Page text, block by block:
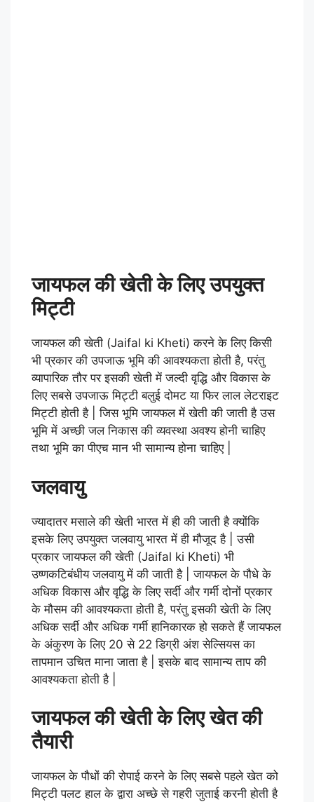
जायफल की खेती के लिए उपयुक्त
मिट्टी
जायफल की खेती (Jaifal ki Kheti) करने के लिए किसी
भी प्रकार की उपजाऊ भूमि की आवश्यकता होती है, परंतु
व्यापारिक तौर पर इसकी खेती में जल्दी वृद्धि और विकास के
लिए सबसे उपजाऊ मिट्टी बलुई दोमट या फिर लाल लेटराइट
मिट्टी होती है | जिस भूमि जायफल में खेती की जाती है उस
भूमि में अच्छी जल निकास की व्यवस्था अवश्य होनी चाहिए
तथा भूमि का पीएच मान भी सामान्य होना चाहिए |
जलवायु
ज्यादातर मसाले की खेती भारत में ही की जाती है क्योंकि
इसके लिए उपयुक्त जलवायु भारत में ही मौजूद है | उसी
प्रकार जायफल की खेती (Jaifal ki Kheti) भी
उष्णकटिबंधीय जलवायु में की जाती है | जायफल के पौधे के
अधिक विकास और वृद्धि के लिए सर्दी और गर्मी दोनों प्रकार
के मौसम की आवश्यकता होती है, परंतु इसकी खेती के लिए
अधिक सर्दी और अधिक गर्मी हानिकारक हो सकते हैं जायफल
के अंकुरण के लिए 20 से 22 डिग्री अंश सेल्सियस का
तापमान उचित माना जाता है | इसके बाद सामान्य ताप की
आवश्यकता होती है |
जायफल की खेती के लिए खेत की
तैयारी
जायफल के पौधों की रोपाई करने के लिए सबसे पहले खेत को
मिट्टी पलट हाल के द्वारा अच्छे से गहरी जुताई करनी होती है